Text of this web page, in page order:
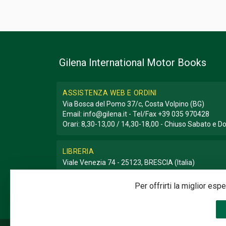
Per offrirti la miglior
Gilena International Motor Books
ASSISTENZA WEB E ORDINI
Via Bosca del Pomo 37/c, Costa Volpino (BG)
Email: info@gilena.it - Tel/Fax +39 035 970428
Orari: 8,30-13,00 / 14,30-18,00 - Chiuso Sabato e
LIBRERIA
Viale Venezia 74 - 25123, BRESCIA (Italia)
Email:libreria@gilena.it- Tel/Fax+39 030 3776786
Orari: 9,30-12,30 / 15,30-19,30 - Chiuso Domenica